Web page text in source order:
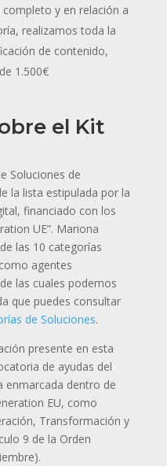
completo y en relación a
realizamos toda la
de contenido,
1.500€
el Kit
Soluciones de
la lista estipulada por la
financiado con los
UE”. Mariona
las 10 categorías
agentes
las cuales podemos
que puedes consultar
de Soluciones.
presente en esta
de ayudas del
enmarcada dentro de
EU, como
Transformación y
9 de la Orden